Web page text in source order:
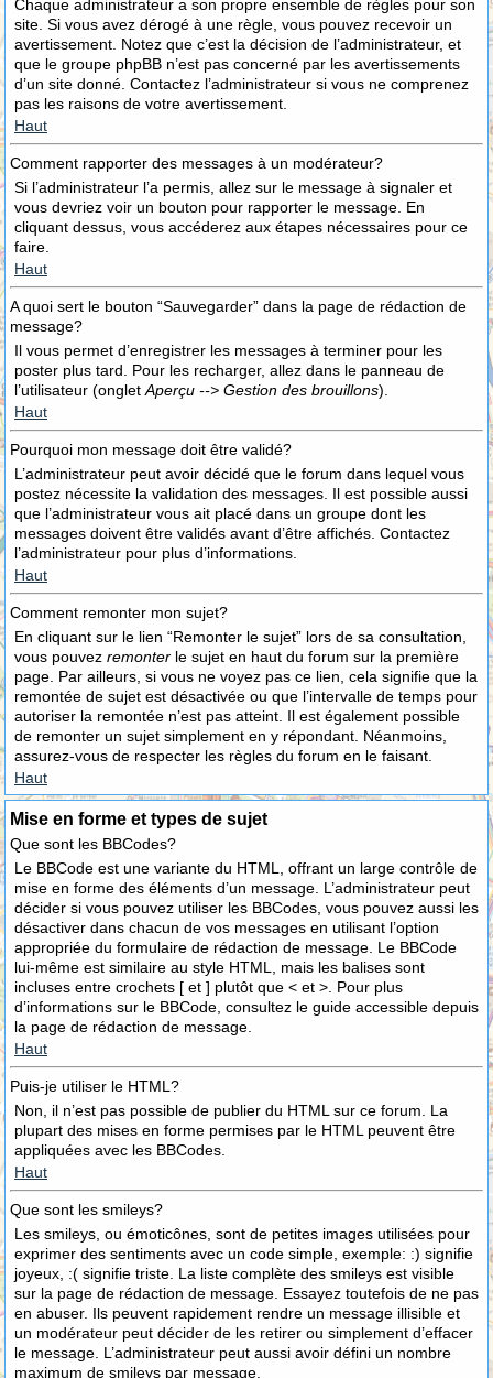
Chaque administrateur a son propre ensemble de règles pour son
site. Si vous avez dérogé à une règle, vous pouvez recevoir un
avertissement. Notez que c’est la décision de l’administrateur, et
que le groupe phpBB n’est pas concerné par les avertissements
d’un site donné. Contactez l’administrateur si vous ne comprenez
pas les raisons de votre avertissement.
Haut
Comment rapporter des messages à un modérateur?
Si l’administrateur l’a permis, allez sur le message à signaler et
vous devriez voir un bouton pour rapporter le message. En
cliquant dessus, vous accéderez aux étapes nécessaires pour ce
faire.
Haut
A quoi sert le bouton “Sauvegarder” dans la page de rédaction de
message?
Il vous permet d’enregistrer les messages à terminer pour les
poster plus tard. Pour les recharger, allez dans le panneau de
l’utilisateur (onglet Aperçu --> Gestion des brouillons).
Haut
Pourquoi mon message doit être validé?
L’administrateur peut avoir décidé que le forum dans lequel vous
postez nécessite la validation des messages. Il est possible aussi
que l’administrateur vous ait placé dans un groupe dont les
messages doivent être validés avant d’être affichés. Contactez
l’administrateur pour plus d’informations.
Haut
Comment remonter mon sujet?
En cliquant sur le lien “Remonter le sujet” lors de sa consultation,
vous pouvez remonter le sujet en haut du forum sur la première
page. Par ailleurs, si vous ne voyez pas ce lien, cela signifie que la
remontée de sujet est désactivée ou que l’intervalle de temps pour
autoriser la remontée n’est pas atteint. Il est également possible
de remonter un sujet simplement en y répondant. Néanmoins,
assurez-vous de respecter les règles du forum en le faisant.
Haut
Mise en forme et types de sujet
Que sont les BBCodes?
Le BBCode est une variante du HTML, offrant un large contrôle de
mise en forme des éléments d’un message. L’administrateur peut
décider si vous pouvez utiliser les BBCodes, vous pouvez aussi les
désactiver dans chacun de vos messages en utilisant l’option
appropriée du formulaire de rédaction de message. Le BBCode
lui-même est similaire au style HTML, mais les balises sont
incluses entre crochets [ et ] plutôt que < et >. Pour plus
d’informations sur le BBCode, consultez le guide accessible depuis
la page de rédaction de message.
Haut
Puis-je utiliser le HTML?
Non, il n’est pas possible de publier du HTML sur ce forum. La
plupart des mises en forme permises par le HTML peuvent être
appliquées avec les BBCodes.
Haut
Que sont les smileys?
Les smileys, ou émoticônes, sont de petites images utilisées pour
exprimer des sentiments avec un code simple, exemple: :) signifie
joyeux, :( signifie triste. La liste complète des smileys est visible
sur la page de rédaction de message. Essayez toutefois de ne pas
en abuser. Ils peuvent rapidement rendre un message illisible et
un modérateur peut décider de les retirer ou simplement d’effacer
le message. L’administrateur peut aussi avoir défini un nombre
maximum de smileys par message.